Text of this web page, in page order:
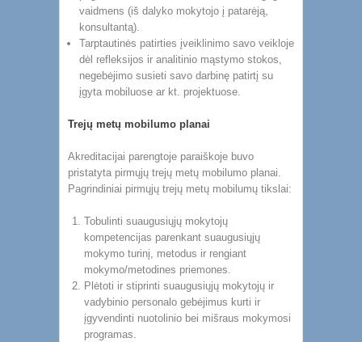
vaidmens (iš dalyko mokytojo į patarėją,
konsultantą).
Tarptautinės patirties įveiklinimo savo veikloje
dėl refleksijos ir analitinio mąstymo stokos,
negebėjimo susieti savo darbinę patirtį su
įgyta mobiluose ar kt. projektuose.
Trejų metų mobilumo planai
Akreditacijai parengtoje paraiškoje buvo
pristatyta pirmųjų trejų metų mobilumo planai.
Pagrindiniai pirmųjų trejų metų mobilumų tikslai:
Tobulinti suaugusiųjų mokytojų
kompetencijas parenkant suaugusiųjų
mokymo turinį, metodus ir rengiant
mokymo/metodines priemones.
Plėtoti ir stiprinti suaugusiųjų mokytojų ir
vadybinio personalo gebėjimus kurti ir
įgyvendinti nuotolinio bei mišraus mokymosi
programas.